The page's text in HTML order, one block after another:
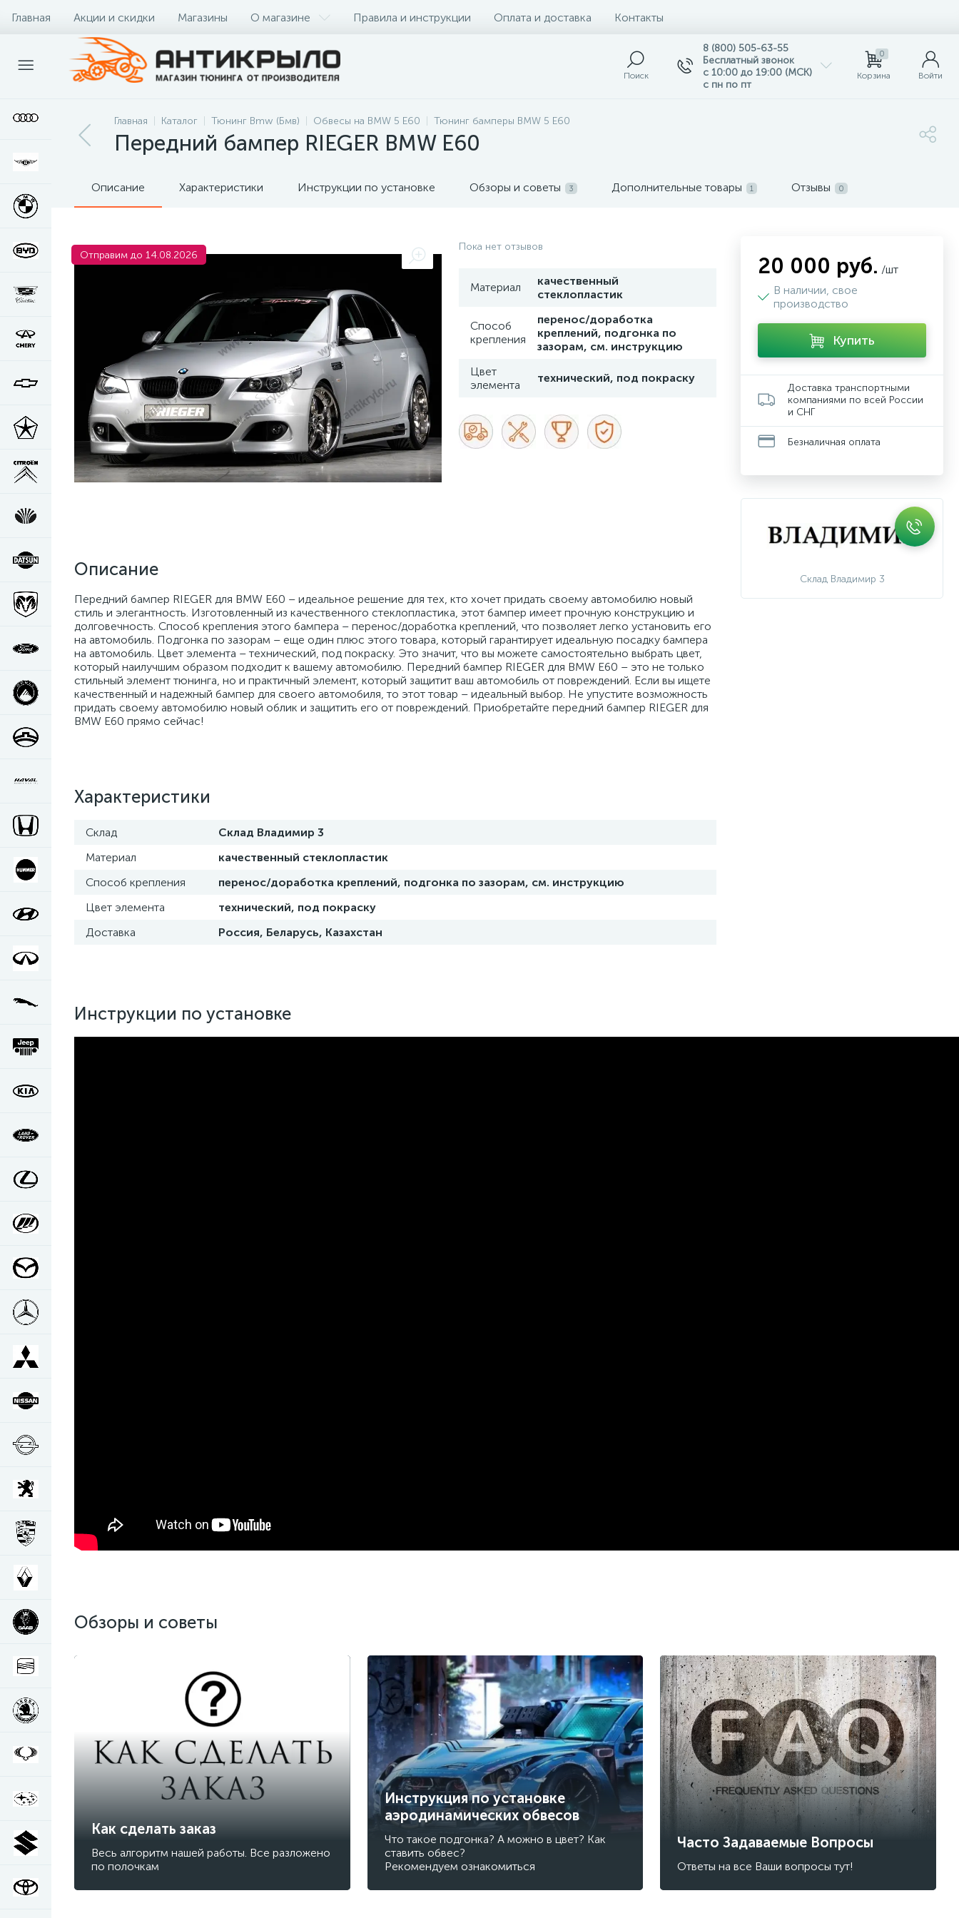
Главная Акции и скидки Магазины О магазине Правила и инструкции Оплата и доставка Контакты
Поиск
8 (800) 505-63-55
Бесплатный звонок
с 10:00 до 19:00 (МСК)
с пн по пт
0
Корзина Войти
Главная Каталог Тюнинг Bmw (Бмв) Обвесы на BMW 5 E60 Тюнинг бамперы BMW 5 E60
Передний бампер RIEGER BMW E60
Описание Характеристики Инструкции по установке Обзоры и советы 3 Дополнительные товары 1 Отзывы 0
Отправим до 14.08.2026
Пока нет отзывов
Материал
качественный
стеклопластик
Способ
крепления
перенос/доработка
креплений, подгонка по
зазорам, см. инструкцию
Цвет
элемента
технический, под покраску
Описание
Передний бампер RIEGER для BMW E60 – идеальное решение для тех, кто хочет придать своему автомобилю новый
стиль и элегантность. Изготовленный из качественного стеклопластика, этот бампер имеет прочную конструкцию и
долговечность. Способ крепления этого бампера – перенос/доработка креплений, что позволяет легко установить его
на автомобиль. Подгонка по зазорам – еще один плюс этого товара, который гарантирует идеальную посадку бампера
на автомобиль. Цвет элемента – технический, под покраску. Это значит, что вы можете самостоятельно выбрать цвет,
который наилучшим образом подходит к вашему автомобилю. Передний бампер RIEGER для BMW E60 – это не только
стильный элемент тюнинга, но и практичный элемент, который защитит ваш автомобиль от повреждений. Если вы ищете
качественный и надежный бампер для своего автомобиля, то этот товар – идеальный выбор. Не упустите возможность
придать своему автомобилю новый облик и защитить его от повреждений. Приобретайте передний бампер RIEGER для
BMW E60 прямо сейчас!
Характеристики
Склад
Склад Владимир 3
Материал
качественный стеклопластик
Способ крепления
перенос/доработка креплений, подгонка по зазорам, см. инструкцию
Цвет элемента
технический, под покраску
Доставка
Россия, Беларусь, Казахстан
Инструкции по установке
20 000 руб. /шт
В наличии, свое
производство
Купить
Доставка транспортными
компаниями по всей России
и СНГ
Безналичная оплата
Склад Владимир 3
Обзоры и советы
Как сделать заказ
Весь алгоритм нашей работы. Все разложено
по полочкам
Инструкция по установке
аэродинамических обвесов
Что такое подгонка? А можно в цвет? Как
ставить обвес?
Рекомендуем ознакомиться
Часто Задаваемые Вопросы
Ответы на все Ваши вопросы тут!